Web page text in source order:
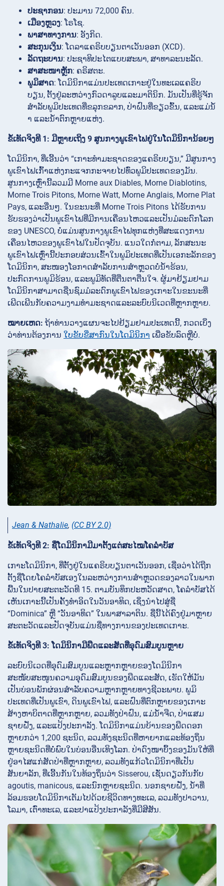
ປະຊາກອນ: ປະມານ 72,000 ຄົນ.
ເມືອງຫຼວງ: ໂຣໂຊ.
ພາສາທາງການ: ອັງກິດ.
ສະກຸນເງິນ: ໂດລາແຄຣິບບຽນຕາເວັນອອກ (XCD).
ລັດຖະບານ: ປະຊາທິປະໄຕແບບສະພາ, ສາທາລະນະລັດ.
ສາສະໜາຫຼັກ: ຄຣິສຕະ.
ພູມິສາດ: ໂດມິນິກາແມ່ນປະເທດເກາະຢູ່ໃນທະເລແຄຣິບ
ບຽນ, ຕັ້ງຢູ່ລະຫວ່າງກົວດາລູບແລະມາຕິນິກ. ມັນເປັນທີ່ຮູ້ຈັກ
ສໍາລັບພູມິປະເທດທີ່ຂລຸກຂລາກ, ປ່າຝົນທີ່ຂຽວຂົ້ນ, ແລະແມ່ນ້ໍ
າ ແລະນ້ໍາຕົກຫຼາຍແຫ່ງ.
ຂໍ້ເທັດຈິງທີ 1: ມີຫຼາຍເຖິງ 9 ສູນກາງພູເຂົາໄຟຢູ່ໃນໂດມິນິການ້ອຍໆ
ໂດມິນິກາ, ທີ່ເອີ້ນວ່າ “ເກາະທໍາມະຊາດຂອງແຄຣິບບຽນ,” ມີສູນກາງ
ພູເຂົາໄຟເກົ້າແຫ່ງກະແຈກກະຈາຍໄປທົ່ວພູມິປະເທດຂອງມັນ.
ສູນກາງເຫຼົ່ານີ້ລວມມີ Morne aux Diables, Morne Diablotins,
Morne Trois Pitons, Morne Watt, Morne Anglais, Morne Plat
Pays, ແລະອື່ນໆ. ໃນຂະນະທີ່ Morne Trois Pitons ໄດ້ຮັບການ
ຮັບຮອງວ່າເປັນພູເຂົາໄຟທີ່ມີການເຄື່ອນໄຫວແລະເປັນມໍລະດົກໂລກ
ຂອງ UNESCO, ບໍ່ແມ່ນສູນກາງພູເຂົາໄຟທຸກແຫ່ງທີ່ສະແດງການ
ເຄື່ອນໄຫວຂອງພູເຂົາໄຟໃນປັດຈຸບັນ. ແນວໃດກໍ່ຕາມ, ລັກສະນະ
ພູເຂົາໄຟເຫຼົ່ານີ້ປະກອບສ່ວນເຂົ້າໃນພູມິປະເທດທີ່ເປັນເອກະລັກຂອງ
ໂດມິນິກາ, ສະໜອງໂອກາດສໍາລັບການສຳຫຼວດບໍ່ນ້ໍາຮ້ອນ,
ປະກົດການພູມິຮ້ອນ, ແລະພູມິທັດທີ່ຕື່ນຕາຕື່ນໃຈ. ຜູ້ມາຢ້ຽມຢາມ
ໂດມິນິກາສາມາດຊື່ນຊົມມໍລະດົກພູເຂົາໄຟຂອງເກາະໃນຂະນະທີ່
ເພີດເພີນກັບຄວາມງາມທໍາມະຊາດແລະລະບົບນິເວດທີ່ຫຼາກຫຼາຍ.
ໝາຍເຫດ: ຖ້າທ່ານວາງແຜນຈະໄປຢ້ຽມຢາມປະເທດນີ້, ກວດເບິ່ງ
ວ່າທ່ານຕ້ອງການ ໃບຂັບຂີ່ສາກົນໃນໂດມິນິກາ ເພື່ອຂັບລົດຫຼືບໍ່.
Jean & Nathalie, (CC BY 2.0)
ຂໍ້ເທັດຈິງທີ 2: ຊື່ໂດມິນິກາມີມາຕັ້ງແຕ່ສະໄໝໂຄລຳບັສ
ເກາະໂດມິນິກາ, ທີ່ຕັ້ງຢູ່ໃນແຄຣິບບຽນຕາເວັນອອກ, ເຊື່ອວ່າໄດ້ຖືກ
ຕັ້ງຊື່ໂດຍໂຄລຳບັສເອງໃນລະຫວ່າງການສຳຫຼວດຂອງລາວໃນພາກ
ພື້ນໃນປາຍສະຕະວັດທີ 15. ຕາມບັນທຶກປະຫວັດສາດ, ໂຄລຳບັສໄດ້
ເຫັນເກາະນີ້ເປັນຄັ້ງທໍາອິດໃນວັນອາທິດ, ເຊິ່ງນໍາໄປສູ່ຊື່
“Dominica” ຫຼື “ວັນອາທິດ” ໃນພາສາລາຕິນ. ຊື່ນີ້ໄດ້ຄົງຢູ່ມາຫຼາຍ
ສະຕະວັດແລະປັດຈຸບັນແມ່ນຊື່ທາງການຂອງປະເທດເກາະ.
ຂໍ້ເທັດຈິງທີ 3: ໂດມິນິກາມີພືດແລະສັດທີ່ອຸດົມສົມບູນຫຼາຍ
ລະບົບນິເວດທີ່ອຸດົມສົມບູນແລະຫຼາກຫຼາຍຂອງໂດມິນິກາ
ສະໜັບສະໜູນຄວາມອຸດົມສົມບູນຂອງພືດແລະສັດ, ເຮັດໃຫ້ມັນ
ເປັນບ່ອນພັກຜ່ອນສໍາລັບຄວາມຫຼາກຫຼາຍທາງຊີວະພາບ. ພູມິ
ປະເທດທີ່ເປັນພູເຂົາ, ດິນພູເຂົາໄຟ, ແລະຝົນທີ່ຕົກຫຼາຍຂອງເກາະ
ສ້າງຫາບິຕາດທີ່ຫຼາກຫຼາຍ, ລວມທັງປ່າຝົນ, ແມ່ນ້ໍາຈືດ, ປ່າແສມ
ຊາຍຝັ່ງ, ແລະແປ້ງປະກາລັງ. ໂດມິນິກາແມ່ນບ້ານຂອງພືດດອກ
ຫຼາຍກວ່າ 1,200 ຊະນິດ, ລວມທັງຊະນິດທີ່ຫາຍາກແລະທ້ອງຖິ່ນ
ຫຼາຍຊະນິດທີ່ບໍ່ພົບໃນບ່ອນອື່ນເທິງໂລກ. ປ່າດົງໜາບຶ້ງຂອງມັນໃຫ້ທີ່
ຢູ່ອາໄສແກ່ສັດປ່າທີ່ຫຼາກຫຼາຍ, ລວມທັງແກ້ວໂດມິນິກາທີ່ເປັນ
ສັນຍາລັກ, ທີ່ເອີ້ນກັນໃນທ້ອງຖິ່ນວ່າ Sisserou, ເຊັ່ນດຽວກັນກັບ
agoutis, manicous, ແລະນົກຫຼາຍຊະນິດ. ນອກຊາຍຝັ່ງ, ນ້ໍາທີ່
ລ້ອມຮອບໂດມິນິກາເຕັມໄປດ້ວຍຊີວິດທາງທະເລ, ລວມທັງປາວານ,
ໂລມາ, ເຕົ່າທະເລ, ແລະປາແປ້ງປະກາລັງທີ່ມີສີສັນ.